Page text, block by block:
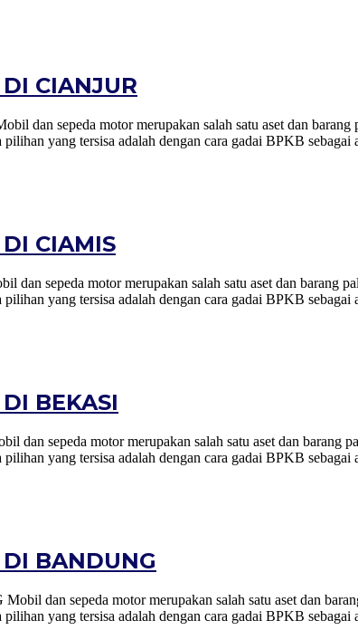
CIANJUR
dan sepeda motor merupakan salah satu aset dan
pilihan yang tersisa adalah dengan cara gadai BPKB
CIAMIS
sepeda motor merupakan salah satu aset dan barang
pilihan yang tersisa adalah dengan cara gadai BPKB
BEKASI
sepeda motor merupakan salah satu aset dan barang
pilihan yang tersisa adalah dengan cara gadai BPKB
BANDUNG
dan sepeda motor merupakan salah satu aset dan
pilihan yang tersisa adalah dengan cara gadai BPKB